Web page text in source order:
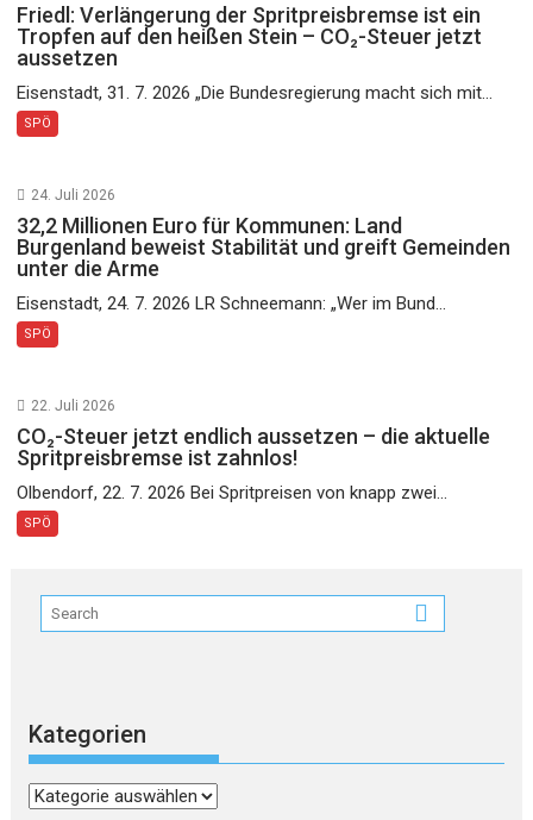
Friedl: Verlängerung der Spritpreisbremse ist ein
Tropfen auf den heißen Stein – CO₂-Steuer jetzt
aussetzen
Eisenstadt, 31. 7. 2026 „Die Bundesregierung macht sich mit...
SPÖ
24. Juli 2026
32,2 Millionen Euro für Kommunen: Land
Burgenland beweist Stabilität und greift Gemeinden
unter die Arme
Eisenstadt, 24. 7. 2026 LR Schneemann: „Wer im Bund...
SPÖ
22. Juli 2026
CO₂-Steuer jetzt endlich aussetzen – die aktuelle
Spritpreisbremse ist zahnlos!
Olbendorf, 22. 7. 2026 Bei Spritpreisen von knapp zwei...
SPÖ
Kategorien
Kategorien